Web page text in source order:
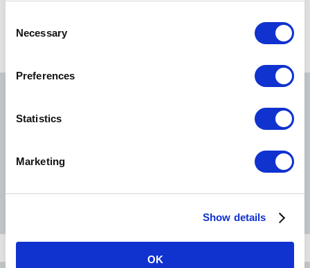
Selection
Necessary
Preferences
Statistics
Marketing
Show details
OK
Kyobashi
Mitsukoshimae
Ligne Hibiya
Ligne Tozai Ligne Yurakucho